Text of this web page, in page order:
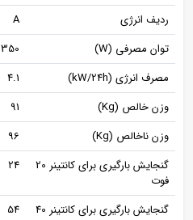
ردیف انرژی
A
توان مصرفی (W)
350
مصرف انرژی (kW/24h)
4.1
وزن خالص (Kg)
91
وزن ناخالص (Kg)
96
گنجایش بارگیری برای کانتینر 20
فوت
24
گنجایش بارگیری برای کانتینر 40
54